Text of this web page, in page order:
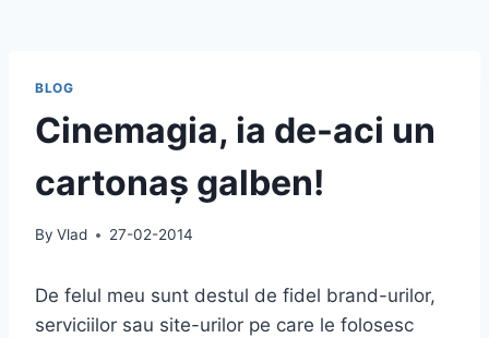
BLOG
Cinemagia, ia de-aci un
cartonaș galben!
By Vlad 27-02-2014
De felul meu sunt destul de fidel brand-urilor,
serviciilor sau site-urilor pe care le folosesc